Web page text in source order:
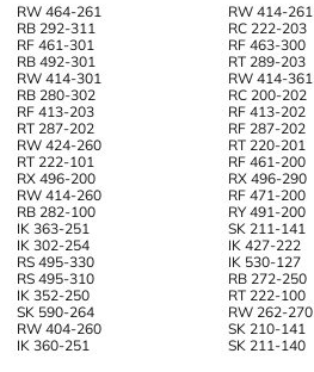
RW 464-261 RW 414-261
RB 292-311 RC 222-203
RF 461-301 RF 463-300
RB 492-301 RT 289-203
RW 414-301 RW 414-361
RB 280-302 RC 200-202
RF 413-203 RF 413-202
RT 287-202 RF 287-202
RW 424-260 RT 220-201
RT 222-101 RF 461-200
RX 496-200 RX 496-290
RW 414-260 RF 471-200
RB 282-100 RY 491-200
IK 363-251 SK 211-141
IK 302-254 IK 427-222
RS 495-330 IK 530-127
RS 495-310 RB 272-250
IK 352-250 RT 222-100
SK 590-264 RW 262-270
RW 404-260 SK 210-141
IK 360-251 SK 211-140